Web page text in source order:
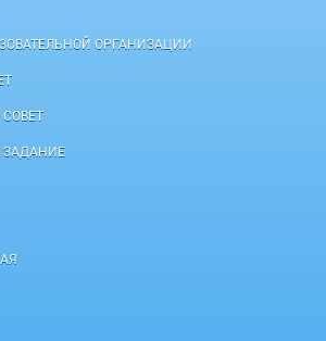
ОРГАНИЗАЦИИ
ЗАДАНИЕ